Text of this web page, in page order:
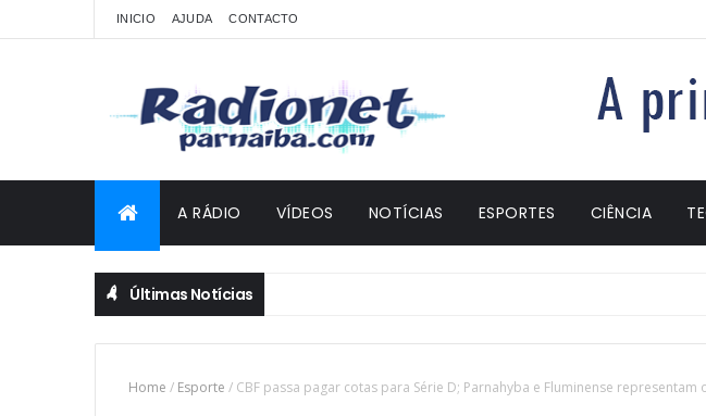
INICIO AJUDA CONTACTO
A RÁDIO VÍDEOS NOTÍCIAS ESPORTES CIÊNCIA
Últimas Notícias
Home / Esporte / CBF passa pagar cotas para Série D; Parnahyba e Fluminense representam